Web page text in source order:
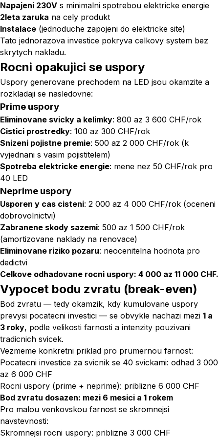
Napajeni 230V s minimalni spotrebou elektricke energie
2leta zaruka na cely produkt
Instalace (jednoduche zapojeni do elektricke site)
Tato jednorazova investice pokryva celkovy system bez
skrytych nakladu.
Rocni opakujici se uspory
Uspory generovane prechodem na LED jsou okamzite a
rozkladaji se nasledovne:
Prime uspory
Eliminovane svicky a kelimky: 800 az 3 600 CHF/rok
Cistici prostredky: 100 az 300 CHF/rok
Snizeni pojistne premie: 500 az 2 000 CHF/rok (k
vyjednani s vasim pojistitelem)
Spotreba elektricke energie: mene nez 50 CHF/rok pro
40 LED
Neprime uspory
Usporen y cas cisteni: 2 000 az 4 000 CHF/rok (oceneni
dobrovolnictvi)
Zabranene skody sazemi: 500 az 1 500 CHF/rok
(amortizovane naklady na renovace)
Eliminovane riziko pozaru: neocenitelna hodnota pro
dedictvi
Celkove odhadovane rocni uspory: 4 000 az 11 000 CHF.
Vypocet bodu zvratu (break-even)
Bod zvratu — tedy okamzik, kdy kumulovane uspory
prevysi pocatecni investici — se obvykle nachazi mezi 1 a
3 roky, podle velikosti farnosti a intenzity pouzivani
tradicnich svicek.
Vezmeme konkretni priklad pro prumernou farnost:
Pocatecni investice za svicnik se 40 svickami: odhad 3 000
az 6 000 CHF
Rocni uspory (prime + neprime): priblizne 6 000 CHF
Bod zvratu dosazen: mezi 6 mesici a 1 rokem
Pro malou venkovskou farnost se skromnejsi
navstevnosti:
Skromnejsi rocni uspory: priblizne 3 000 CHF